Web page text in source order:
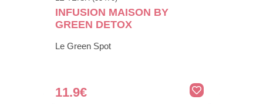
INFUSION MAISON BY
GREEN DETOX
Le Green Spot
11.9€